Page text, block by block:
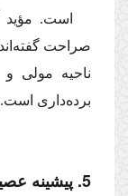
است.
صراحت
ناحیه مولى
برده‌دارى است.
5. پیشینه عصیان در برابر خدا